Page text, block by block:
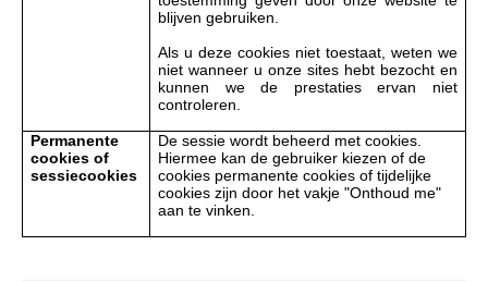
blijven gebruiken.
Als u deze cookies niet toestaat, weten we
niet wanneer u onze sites hebt bezocht en
kunnen we de prestaties ervan niet
controleren.
Permanente
cookies of
sessiecookies
De sessie wordt beheerd met cookies.
Hiermee kan de gebruiker kiezen of de
cookies permanente cookies of tijdelijke
cookies zijn door het vakje "Onthoud me"
aan te vinken.